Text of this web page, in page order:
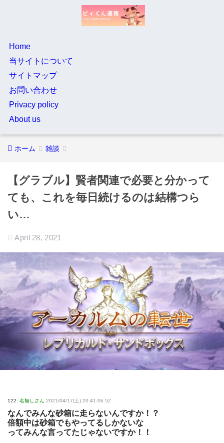
Home
当サイトについて
サイトマップ
お問い合わせ
Privacy policy
About us
ホーム 雑談
【グラブル】賢者関連で必要と分かって
ても、これを毎日続けるのは結構つら
い…
April 28, 2021
122: 名無しさん 2021/04/17(土) 20:41:06.52
なんでみんな砂箱に走らないんですか！？
倍額中は砂箱でもやってるしかないな
ってみんな言ってたじゃないですか！！